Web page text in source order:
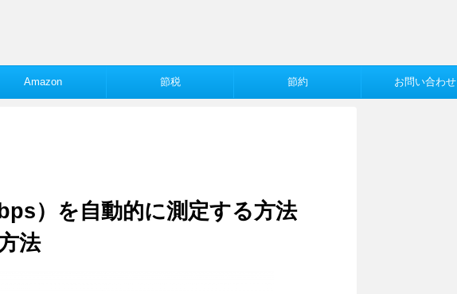
Amazon 節税 節約 お問い合わせ
）を自動的に測定する方法
法